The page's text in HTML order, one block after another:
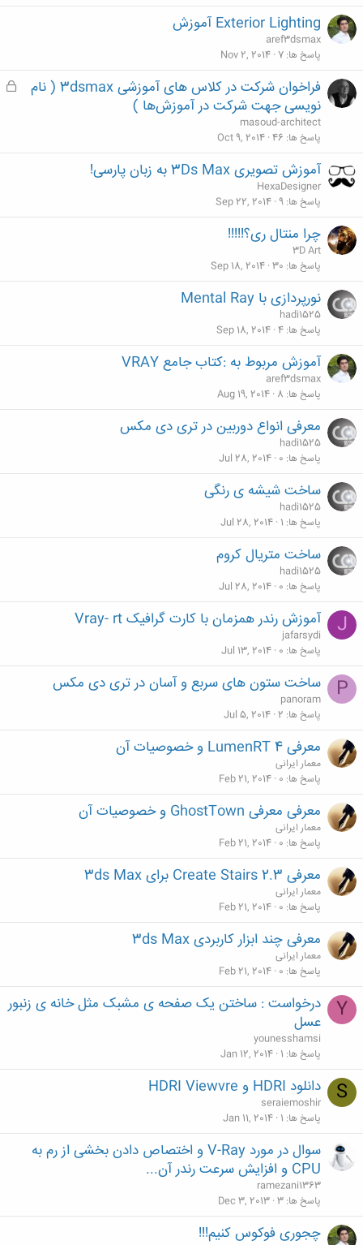
Exterior Lighting آموزش
aref3dsmax
پاسخ ها 7
Nov 2, 2014
ق
فراخوان شرکت در کلاس های آموزشی 3dsmax ( نام
نویسی جهت شرکت در آموزش‌ها )
masoud-architect
پاسخ ها 46
Oct 9, 2014
آموزش تصویری 3Ds Max به زبان پارسی!
HexaDesigner
پاسخ ها 9
Sep 22, 2014
چرا منتال ری؟!!!!!
3D Art
پاسخ ها 30
Sep 18, 2014
نورپردازی با Mental Ray
hadi1525
پاسخ ها 4
Sep 18, 2014
آموزش مربوط به :کتاب جامع VRAY
aref3dsmax
پاسخ ها 8
Aug 19, 2014
معرفی انواع دوربین در تری دی مکس
hadi1525
پاسخ ها 0
Jul 28, 2014
ساخت شیشه ی رنگی
hadi1525
پاسخ ها 1
Jul 28, 2014
ساخت متریال کروم
hadi1525
پاسخ ها 0
Jul 28, 2014
J آموزش رندر همزمان با کارت گرافیک Vray- rt
jafarsydi
پاسخ ها 0
Jul 13, 2014
P ساخت ستون های سربع و آسان در تری دی مکس
panoram
پاسخ ها 2
Jul 5, 2014
معرفی LumenRT 4 و خصوصیات آن
معمار ایرانی
پاسخ ها 0
Feb 21, 2014
معرفی معرفی GhostTown و خصوصیات آن
معمار ایرانی
پاسخ ها 0
Feb 21, 2014
معرفی Create Stairs 2.3 برای 3ds Max
معمار ایرانی
پاسخ ها 0
Feb 21, 2014
معرفی چند ابزار کاربردی 3ds Max
معمار ایرانی
پاسخ ها 0
Feb 21, 2014
Y
درخواست : ساختن یک صفحه ی مشبک مثل خانه ی زنبور
عسل
younesshamsi
پاسخ ها 1
Jan 12, 2014
S دانلود HDRI و HDRI Viewvre
seraiemoshir
پاسخ ها 1
Jan 11, 2014
سوال در مورد V-Ray و اختصاص دادن بخشی از رم به
CPU و افزایش سرعت رندر آن...
ramezani1363
پاسخ ها 3
Dec 3, 2013
چجوری فوکوس کنیم!!!